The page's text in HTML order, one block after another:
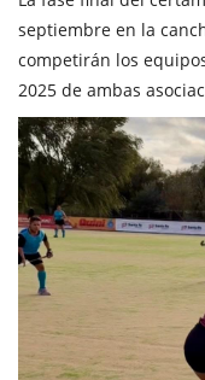
septiembre en la
competirán los
2025 de ambas